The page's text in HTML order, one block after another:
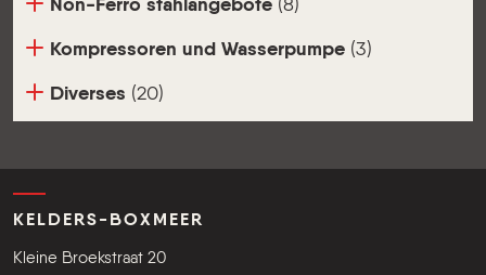
Non-Ferro stahlangebote (8)
Kompressoren und Wasserpumpe (3)
Diverses (20)
KELDERS-BOXMEER
Kleine Broekstraat 20